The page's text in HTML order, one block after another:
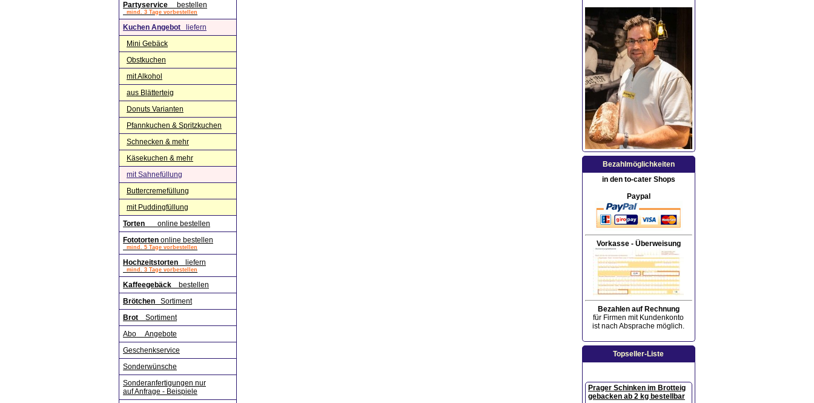
Partyservice bestellen
mind. 3 Tage vorbestellen
Kuchen Angebot liefern
Mini Gebäck
Obstkuchen
mit Alkohol
aus Blätterteig
Donuts Varianten
Pfannkuchen & Spritzkuchen
Schnecken & mehr
Käsekuchen & mehr
mit Sahnefüllung
Buttercremefüllung
mit Puddingfüllung
Torten online bestellen
Fototorten online bestellen
mind. 5 Tage vorbestellen
Hochzeitstorten liefern
mind. 3 Tage vorbestellen
Kaffeegebäck bestellen
Brötchen
Sortiment
Brot Sortiment
Abo Angebote
Geschenkservice
Sonderwünsche
Sonderanfertigungen nur
auf Anfrage - Beispiele
Bezahlmöglichkeiten
in den to-cater Shops
Paypal
Vorkasse - Überweisung
Bezahlen auf Rechnung
für Firmen mit Kundenkonto
ist nach Absprache möglich.
Topseller-Liste
Prager Schinken im Brotteig
gebacken ab 2 kg bestellbar